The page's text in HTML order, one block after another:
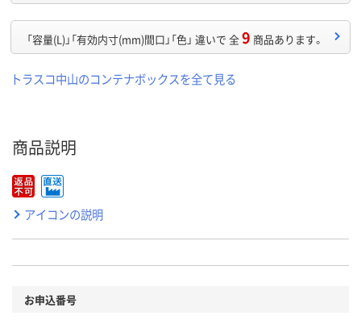
「容量(L)」「有効内寸(mm)間口」「色」 違いで 全9 商品あります。
トラスコ中山のコンテナボックスを全て見る
商品説明
アイコンの説明
お申込番号